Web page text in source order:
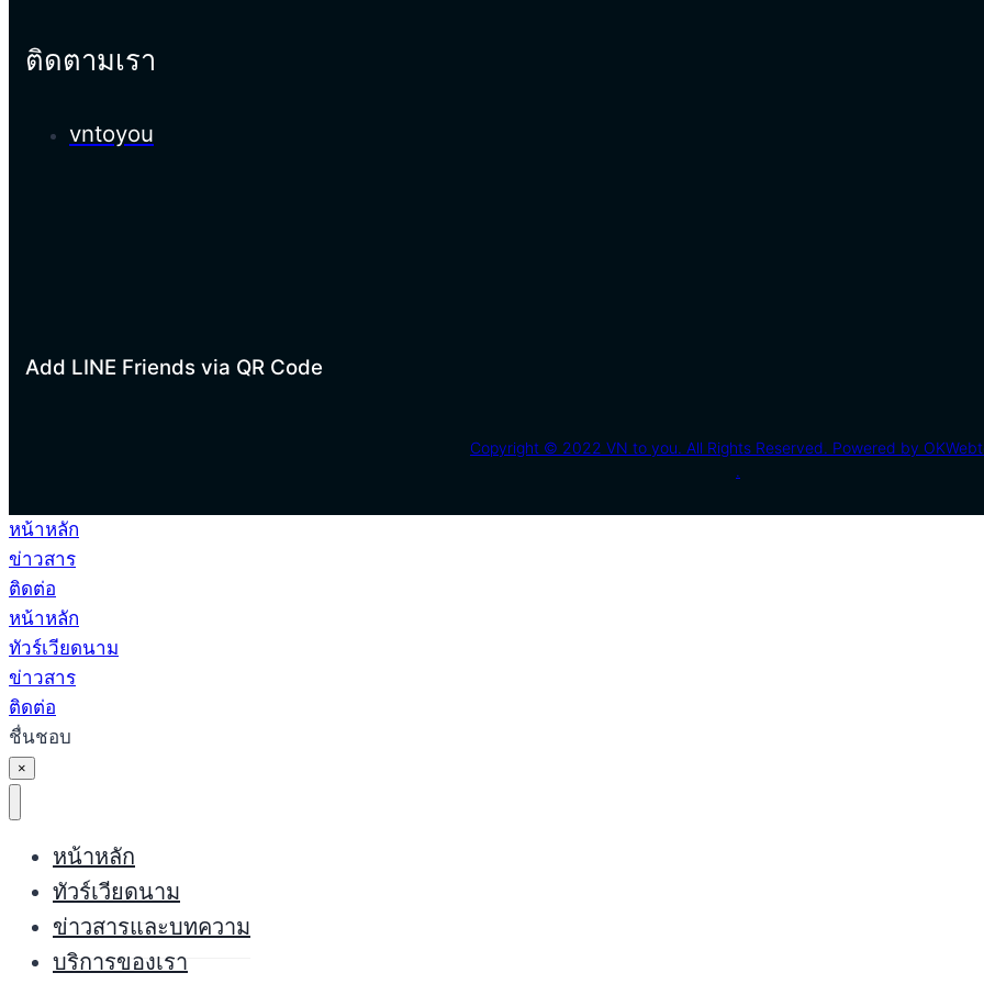
ติดตามเรา
vntoyou
Add LINE Friends via QR Code
Copyright © 2022 VN to you. All Rights Reserved. Powered by
.
หน้าหลัก
ข่าวสาร
ติดต่อ
หน้าหลัก
ทัวร์เวียดนาม
ข่าวสาร
ติดต่อ
ชื่นชอบ
×
หน้าหลัก
ทัวร์เวียดนาม
ข่าวสารและบทความ
บริการของเรา